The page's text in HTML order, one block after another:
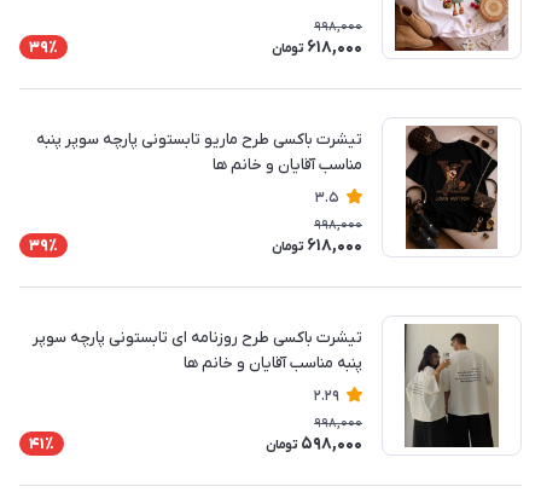
998,000
618,000 تومان 39٪
تیشرت باکسی طرح ماریو تابستونی پارچه سوپر پنبه
مناسب آقایان و خانم ها
3.5
998,000
618,000 تومان 39٪
تیشرت باکسی طرح روزنامه ای تابستونی پارچه سوپر
پنبه مناسب آقایان و خانم ها
2.29
998,000
598,000 تومان 41٪